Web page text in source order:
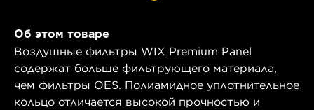
Об этом товаре
Воздушные фильтры WIX Premium Panel
содержат больше фильтрующего материала,
чем фильтры OES. Полиамидное уплотнительное
кольцо отличается высокой прочностью и